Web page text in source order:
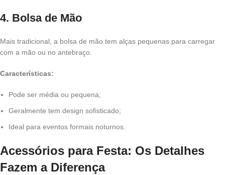
4. Bolsa de Mão
Mais tradicional, a bolsa de mão tem alças pequenas para carregar
com a mão ou no antebraço.
Características:
Pode ser média ou pequena;
Geralmente tem design sofisticado;
Ideal para eventos formais noturnos.
Acessórios para Festa: Os Detalhes
Fazem a Diferença